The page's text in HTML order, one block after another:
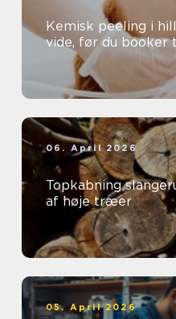
Kemisk peeling i hillerød hvad
vide, før du booker
06. April 2026
Topkabning
af høje træer
05. April 2026